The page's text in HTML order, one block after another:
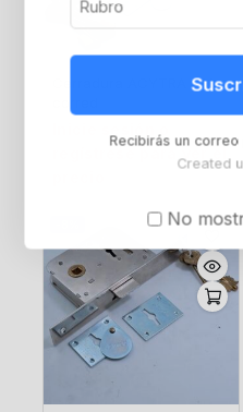
Cerradura ACYTRA 701
Recibirás un
Created
No